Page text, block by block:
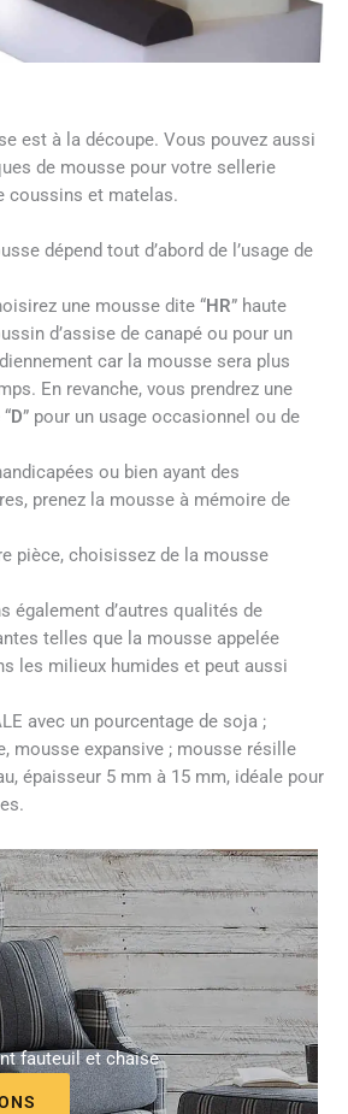
est à la découpe. Vous pouvez aussi
de mousse pour votre sellerie
coussins et matelas.
dépend tout d’abord de l’usage de
une mousse dite “HR” haute
d’assise de canapé ou pour un
car la mousse sera plus
En revanche, vous prendrez une
D” pour un usage occasionnel ou de
ou bien ayant des
prenez la mousse à mémoire de
pièce, choisissez de la mousse
également d’autres qualités de
telles que la mousse appelée
les milieux humides et peut aussi
avec un pourcentage de soja ;
mousse expansive ; mousse résille
épaisseur 5 mm à 15 mm, idéale pour
fauteuil et chaise